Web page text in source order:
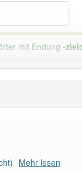
mit Endung-
Mehr lesen